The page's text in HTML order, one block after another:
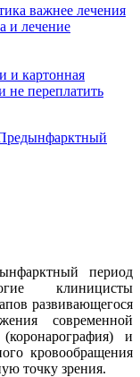
важнее лечения
и лечение
и картонная
не переплатить
период
клиницисты
развивающегося
современной
и
кровообращения
точку зрения.